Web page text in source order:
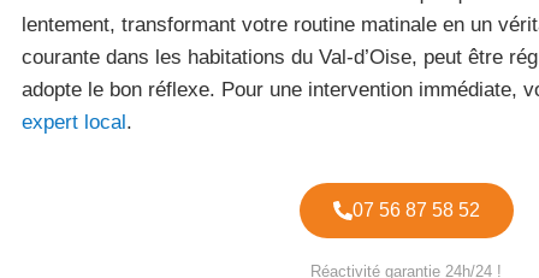
lentement, transformant votre routine matinale en un
courante dans les habitations du Val-d’Oise, peut être
adopte le bon réflexe. Pour une intervention immédiate,
expert local.
07 56 87 58 52
Réactivité garantie 24h/24 !